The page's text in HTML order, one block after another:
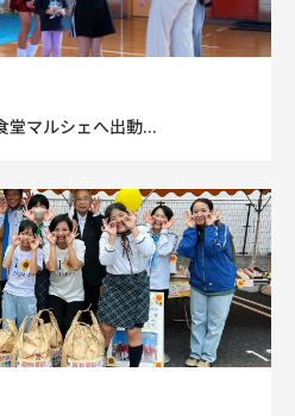
堂マルシェへ出動...